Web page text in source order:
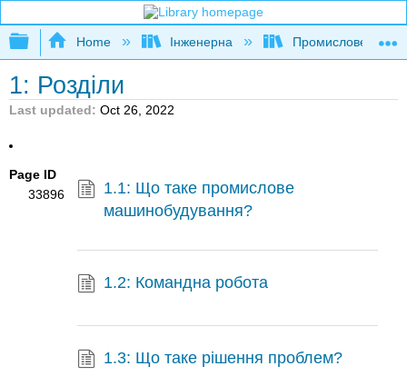
Expand/collapse global hierarchy
Home Інженерна Промислове та
1: Розділи
Last updated Oct 26, 2022
Page ID
33896
1.1: Що таке промислове
машинобудування?
1.2: Командна робота
1.3: Що таке рішення проблем?